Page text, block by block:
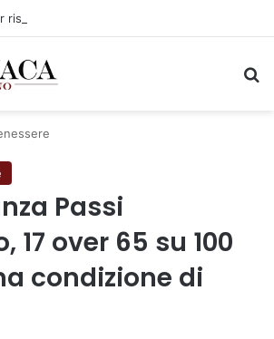
rischio temporali a partire dalle ore 18
Passi
17 over 65 su 100
condizione di